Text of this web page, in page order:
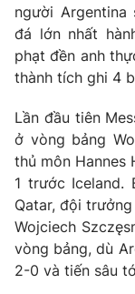
Tư vấn
Chuyên mục khác
Emagazine
Photo
Video
VTV Money
người
đá lớn nhất
phạt đền anh
thành tích ghi 4
Lần đầu tiên
ở vòng bảng
thủ môn Hannes
1 trước Iceland.
Qatar, đội
Wojciech
vòng bảng, dù
2-0 và tiến sâu